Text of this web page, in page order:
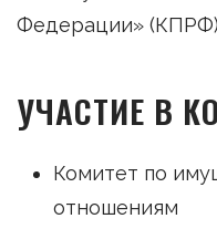
Федерации»
УЧАСТИЕ В
Комитет по
отношениям